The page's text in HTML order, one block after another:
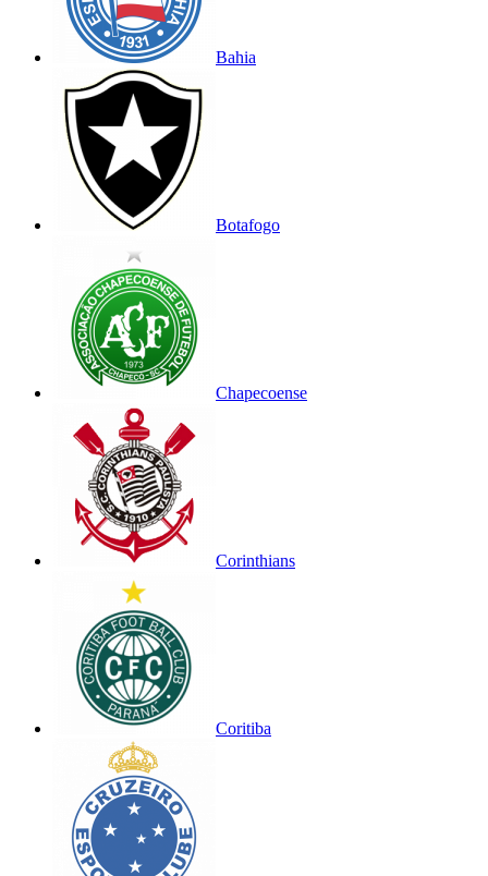
Bahia
Botafogo
Chapecoense
Corinthians
Coritiba